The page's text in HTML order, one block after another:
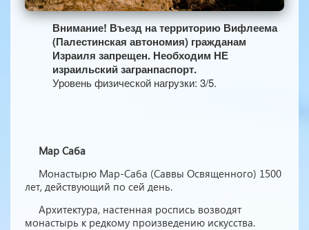
Внимание! Въезд на территорию Вифлеема
(Палестинская автономия) гражданам
Израиля запрещен. Необходим НЕ
израильский загранпаспорт.
Уровень физической нагрузки: 3/5.
Мар Саба
Монастырю Мар-Саба (Саввы Освященного) 1500
лет, действующий по сей день.
Архитектура, настенная роспись возводят
монастырь к редкому произведению искусства.